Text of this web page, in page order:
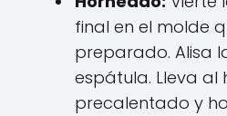
final en el molde
preparado. Alisa
espátula. Lleva al
precalentado y